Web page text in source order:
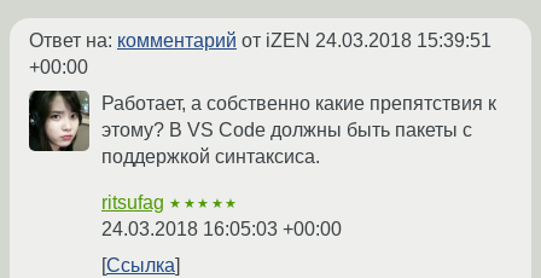
Ответ на: комментарий от iZEN 24.03.2018 15:39:51
+00:00
Работает, а собственно какие препятствия к
этому? В VS Code должны быть пакеты с
поддержкой синтаксиса.
ritsufag ★★★★★
24.03.2018 16:05:03 +00:00
Ссылка